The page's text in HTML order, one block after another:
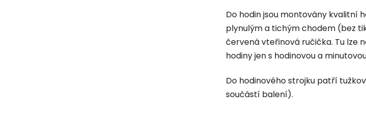
Do hodin jsou montovány kvalitní
plynulým a tichým chodem (bez
červená vteřinová ručička. Tu lze
hodiny jen s hodinovou a
Do hodinového strojku patří
součástí balení).